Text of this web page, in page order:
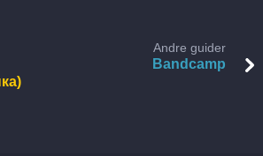
Andre guider
Bandcamp